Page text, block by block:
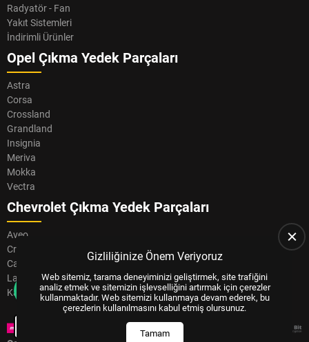
Radyatör - Fan
Yakıt Sistemleri
İndirimli Ürünler
Opel Çıkma Yedek Parçaları
Astra
Corsa
Crossland
Grandland
Insignia
Meriva
Mokka
Vectra
Chevrolet Çıkma Yedek Parçaları
Aveo
Cruze
Captiva
Lacetti
Kalos
Gizliliğinize Önem Veriyoruz
Web sitemiz, tarama deneyiminizi geliştirmek, site trafiğini
analiz etmek ve sitemizin işlevselliğini artırmak için çerezler
kullanmaktadır. Web sitemizi kullanmaya devam ederek, bu
çerezlerin kullanılmasını kabul etmiş olursunuz.
Tamam